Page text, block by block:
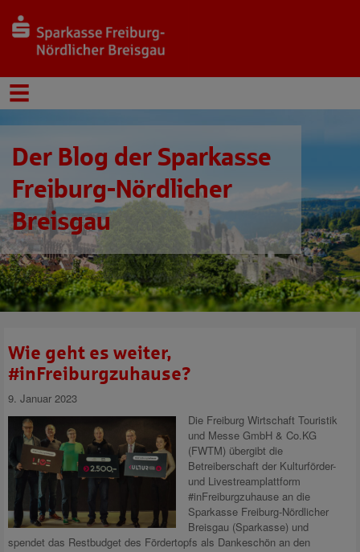
Der Blog der Sparkasse
Freiburg-Nördlicher
Breisgau
Wie geht es weiter,
#inFreiburgzuhause?
9. Januar 2023
Die Freiburg Wirtschaft Touristik
und Messe GmbH & Co.KG
(FWTM) übergibt die
Betreiberschaft der Kulturförder-
und Livestreamplattform
#inFreiburgzuhause an die
Sparkasse Freiburg-Nördlicher
Breisgau (Sparkasse) und
spendet das Restbudget des Fördertopfs als Dankeschön an den